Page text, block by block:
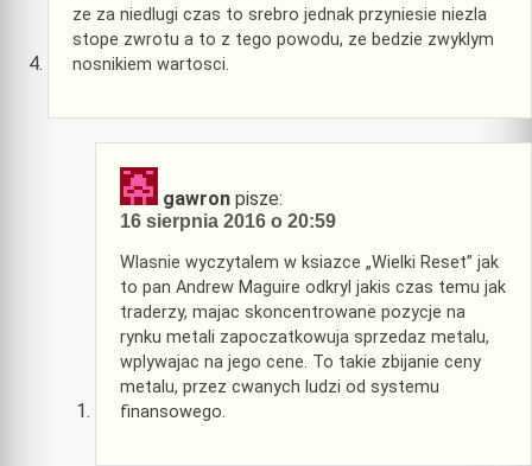
ze za niedlugi czas to srebro jednak przyniesie niezla
stope zwrotu a to z tego powodu, ze bedzie zwyklym
nosnikiem wartosci.
gawron pisze:
16 sierpnia 2016 o 20:59
Wlasnie wyczytalem w ksiazce „Wielki Reset” jak
to pan Andrew Maguire odkryl jakis czas temu jak
traderzy, majac skoncentrowane pozycje na
rynku metali zapoczatkowuja sprzedaz metalu,
wplywajac na jego cene. To takie zbijanie ceny
metalu, przez cwanych ludzi od systemu
finansowego.